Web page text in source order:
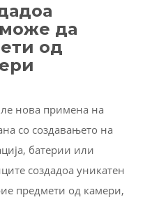
може да
од
нова примена на
со создавањето на
батерии или
создадоа уникатен
предмети од камери,